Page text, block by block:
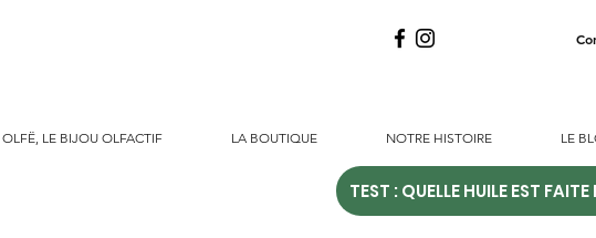
OLFË, LE BIJOU OLFACTIF LA BOUTIQUE NOTRE HISTOIRE LE
TEST : QUELLE HUILE EST